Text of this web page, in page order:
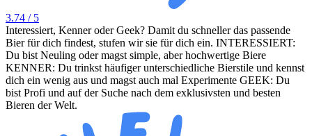
3.74 / 5
Interessiert, Kenner oder Geek? Damit du schneller das passende
Bier für dich findest, stufen wir sie für dich ein. INTERESSIERT:
Du bist Neuling oder magst simple, aber hochwertige Biere
KENNER: Du trinkst häufiger unterschiedliche Bierstile und kennst
dich ein wenig aus und magst auch mal Experimente GEEK: Du
bist Profi und auf der Suche nach dem exklusivsten und besten
Bieren der Welt.